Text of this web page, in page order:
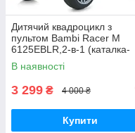
Дитячий квадроцикл з
пультом Bambi Racer M
6125EBLR,2-в-1 (каталка-
толокар), 1*6V4AH, 1*25 W,
MP3, USB
В наявності
3 299 ₴ 4 000 ₴
Купити